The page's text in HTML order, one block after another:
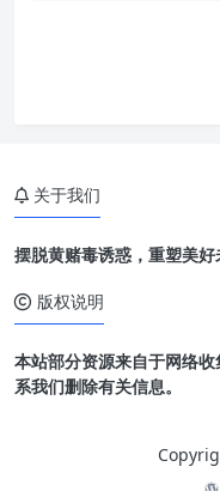
关于我们
摆脱黄赌毒诱惑，重塑美
版权说明
本站部分资源来自于网络
系我们删除有关信息。